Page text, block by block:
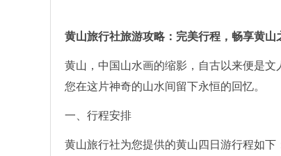
黄山旅行社旅游攻略：完美行程，畅享黄山
黄山，中国山水画的缩影，自古以来便是
您在这片神奇的山水间留下永恒的回忆。
一、行程安排
黄山旅行社为您提供的黄山四日游行程如下